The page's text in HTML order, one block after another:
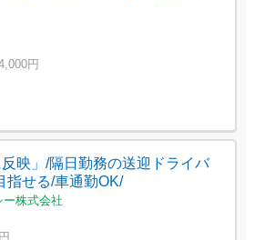
円
反映」/隔日勤務の送迎ドライバ
指せる/車通勤OK/
株式会社